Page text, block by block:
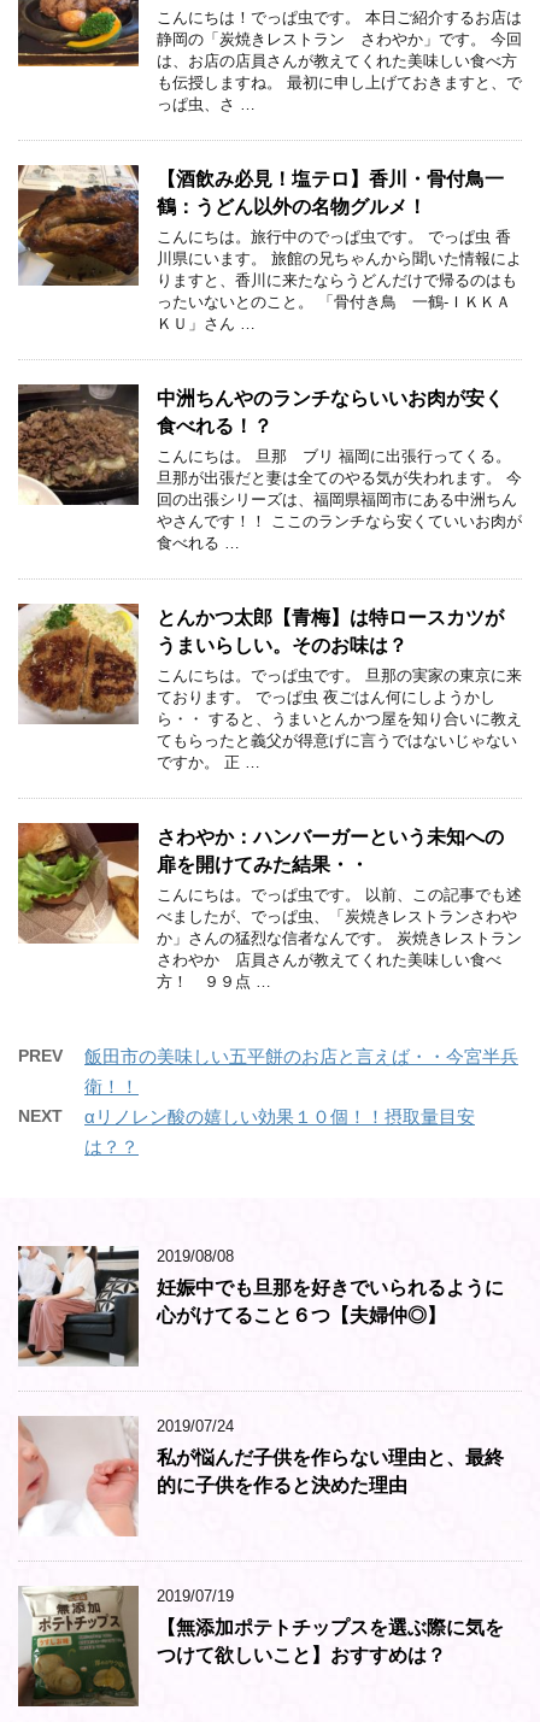
こんにちは！でっぱ虫です。 本日ご紹介するお店は
静岡の「炭焼きレストラン さわやか」です。 今回
は、お店の店員さんが教えてくれた美味しい食べ方
も伝授しますね。 最初に申し上げておきますと、で
っぱ虫、さ …
【酒飲み必見！塩テロ】香川・骨付鳥一
鶴：うどん以外の名物グルメ！
こんにちは。旅行中のでっぱ虫です。 でっぱ虫 香
川県にいます。 旅館の兄ちゃんから聞いた情報によ
りますと、香川に来たならうどんだけで帰るのはも
ったいないとのこと。 「骨付き鳥 一鶴‐ＩＫＫＡ
ＫＵ」さん …
中洲ちんやのランチならいいお肉が安く
食べれる！？
こんにちは。 旦那 ブリ 福岡に出張行ってくる。
旦那が出張だと妻は全てのやる気が失われます。 今
回の出張シリーズは、福岡県福岡市にある中洲ちん
やさんです！！ ここのランチなら安くていいお肉が
食べれる …
とんかつ太郎【青梅】は特ロースカツが
うまいらしい。そのお味は？
こんにちは。でっぱ虫です。 旦那の実家の東京に来
ております。 でっぱ虫 夜ごはん何にしようかし
ら・・ すると、うまいとんかつ屋を知り合いに教え
てもらったと義父が得意げに言うではないじゃない
ですか。 正 …
さわやか：ハンバーガーという未知への
扉を開けてみた結果・・
こんにちは。でっぱ虫です。 以前、この記事でも述
べましたが、でっぱ虫、「炭焼きレストランさわや
か」さんの猛烈な信者なんです。 炭焼きレストラン
さわやか 店員さんが教えてくれた美味しい食べ
方！ ９９点 …
PREV
飯田市の美味しい五平餅のお店と言えば・・今宮半兵
衛！！
NEXT
αリノレン酸の嬉しい効果１０個！！摂取量目安
は？？
2019/08/08
妊娠中でも旦那を好きでいられるように
心がけてること６つ【夫婦仲◎】
2019/07/24
私が悩んだ子供を作らない理由と、最終
的に子供を作ると決めた理由
2019/07/19
【無添加ポテトチップスを選ぶ際に気を
つけて欲しいこと】おすすめは？